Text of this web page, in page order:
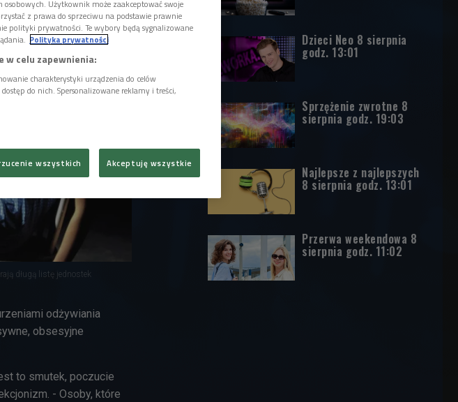
długą listę jednostek
odżywiania
obsesyjne
to smutek, poczucie
- Osoby, które
Dzieci Neo 8 sierpnia
godz. 13:01
Sprzężenie zwrotne 8
sierpnia godz. 19:03
Najlepsze z najlepszych
8 sierpnia godz. 13:01
Przerwa weekendowa 8
sierpnia godz. 11:02
Użytkownik może zaakceptować swoje
z prawa do sprzeciwu na podstawie prawnie
polityki prywatności. Te wybory będą sygnalizowane
Polityka prywatności
w celu zapewnienia:
charakterystyki urządzenia do celów
do nich. Spersonalizowane reklamy i treści,
wszystkich Akceptuję wszystkie